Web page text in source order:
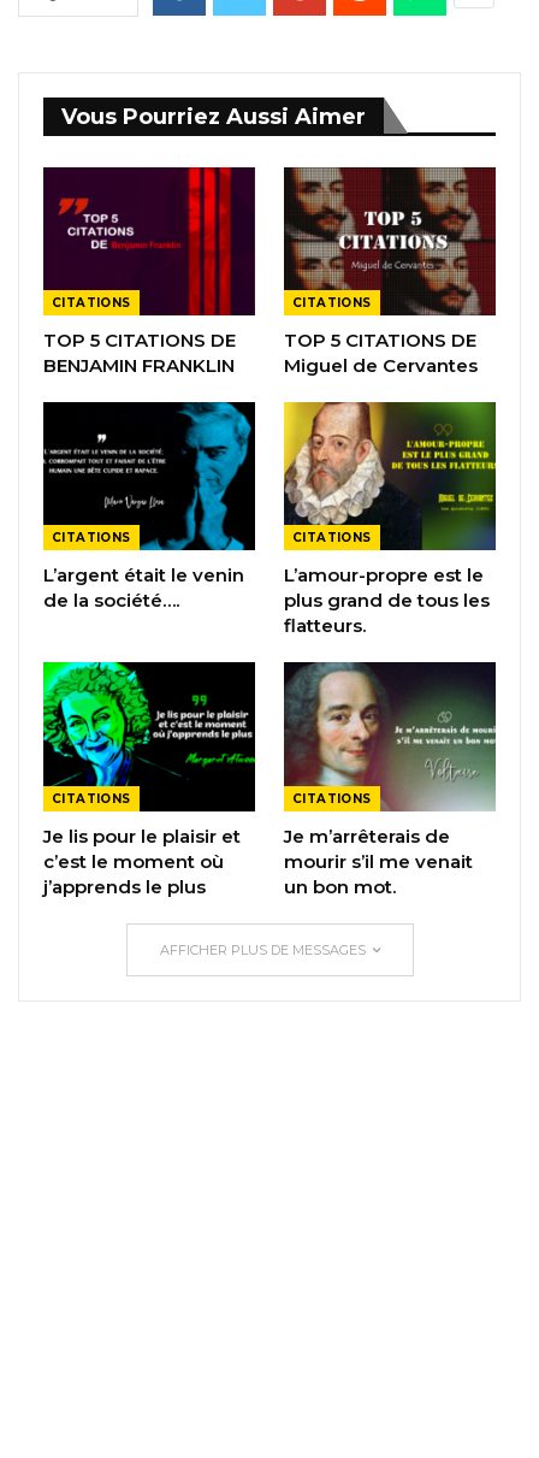
Vous Pourriez Aussi Aimer
CITATIONS
TOP 5 CITATIONS DE
BENJAMIN FRANKLIN
CITATIONS
TOP 5 CITATIONS DE
Miguel de Cervantes
CITATIONS
L’argent était le venin
de la société….
CITATIONS
L’amour-propre est le
plus grand de tous les
flatteurs.
CITATIONS
Je lis pour le plaisir et
c’est le moment où
j’apprends le plus
CITATIONS
Je m’arrêterais de
mourir s’il me venait
un bon mot.
AFFICHER PLUS DE MESSAGES